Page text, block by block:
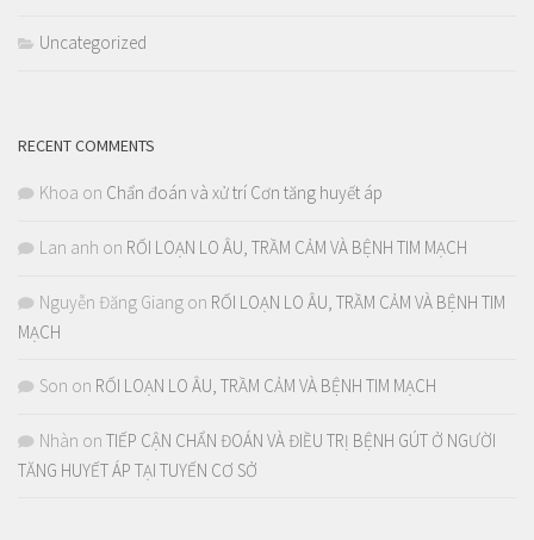
Uncategorized
RECENT COMMENTS
Khoa on Chẩn đoán và xử trí Cơn tăng huyết áp
Lan anh on RỐI LOẠN LO ÂU, TRẦM CẢM VÀ BỆNH TIM MẠCH
Nguyễn Đăng Giang on RỐI LOẠN LO ÂU, TRẦM CẢM VÀ BỆNH TIM
MẠCH
Son on RỐI LOẠN LO ÂU, TRẦM CẢM VÀ BỆNH TIM MẠCH
Nhàn on TIẾP CẬN CHẨN ĐOÁN VÀ ĐIỀU TRỊ BỆNH GÚT Ở NGƯỜI
TĂNG HUYẾT ÁP TẠI TUYẾN CƠ SỞ